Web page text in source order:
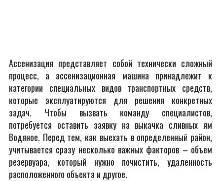
Ассенизация представляет собой технически сложный
процесс, а ассенизационная машина принадлежит к
категории специальных видов транспортных средств,
которые эксплуатируются для решения конкретных
задач. Чтобы вызвать команду специалистов,
потребуется оставить заявку на выкачка сливных ям
Водяное. Перед тем, как выехать в определенный район,
учитывается сразу несколько важных факторов – объем
резервуара, который нужно почистить, удаленность
расположенного объекта и другое.